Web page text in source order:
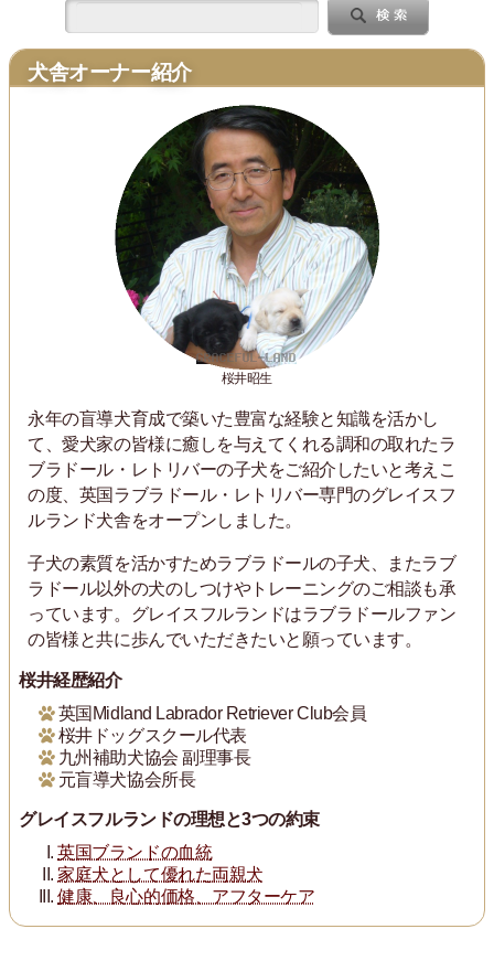
犬舎オーナー紹介
桜井昭生
永年の盲導犬育成で築いた豊富な経験と知識を活かし
て、愛犬家の皆様に癒しを与えてくれる調和の取れたラ
ブラドール・レトリバーの子犬をご紹介したいと考えこ
の度、英国ラブラドール・レトリバー専門のグレイスフ
ルランド犬舎をオープンしました。
子犬の素質を活かすためラブラドールの子犬、またラブ
ラドール以外の犬のしつけやトレーニングのご相談も承
っています。グレイスフルランドはラブラドールファン
の皆様と共に歩んでいただきたいと願っています。
桜井経歴紹介
英国Midland Labrador Retriever Club会員
桜井ドッグスクール代表
九州補助犬協会 副理事長
元盲導犬協会所長
グレイスフルランドの理想と3つの約束
英国ブランドの血統
家庭犬として優れた両親犬
健康、良心的価格、アフターケア